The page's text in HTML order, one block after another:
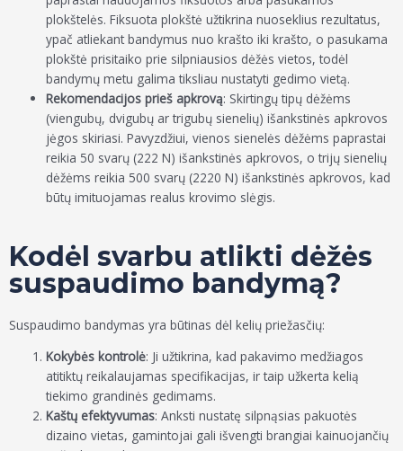
plokštelės. Fiksuota plokštė užtikrina nuoseklius rezultatus,
ypač atliekant bandymus nuo krašto iki krašto, o pasukama
plokštė prisitaiko prie silpniausios dėžės vietos, todėl
bandymų metu galima tiksliau nustatyti gedimo vietą.
Rekomendacijos prieš apkrovą: Skirtingų tipų dėžėms
(viengubų, dvigubų ar trigubų sienelių) išankstinės apkrovos
jėgos skiriasi. Pavyzdžiui, vienos sienelės dėžėms paprastai
reikia 50 svarų (222 N) išankstinės apkrovos, o trijų sienelių
dėžėms reikia 500 svarų (2220 N) išankstinės apkrovos, kad
būtų imituojamas realus krovimo slėgis.
Kodėl svarbu atlikti dėžės
suspaudimo bandymą?
Suspaudimo bandymas yra būtinas dėl kelių priežasčių:
Kokybės kontrolė: Ji užtikrina, kad pakavimo medžiagos
atitiktų reikalaujamas specifikacijas, ir taip užkerta kelią
tiekimo grandinės gedimams.
Kaštų efektyvumas: Anksti nustatę silpnąsias pakuotės
dizaino vietas, gamintojai gali išvengti brangiai kainuojančių